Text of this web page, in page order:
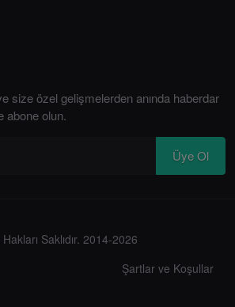
size özel gelişmelerden anında haberdar
abone olun.
Üye Ol
Saklıdır. 2014-2026
Şartlar ve Koşullar